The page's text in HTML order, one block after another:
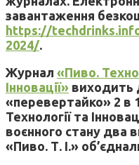
завантаження
https://
2024/.
Журнал «Пиво.
Інновації» виходить
«перевертайко» 2 в
Технології та
воєнного стану два
«Пиво. Т. І.»